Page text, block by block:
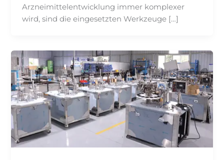
Arzneimittelentwicklung immer komplexer
wird, sind die eingesetzten Werkzeuge […]